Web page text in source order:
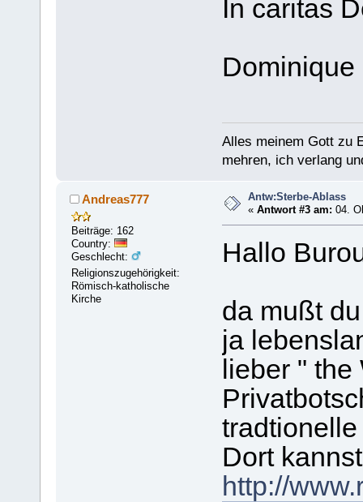
In caritas
Dominique
Alles meinem Gott zu
mehren, ich verlang
Andreas777
Beiträge: 162
Country:
Geschlecht:
Religionszugehörigkeit:
Römisch-katholische
Kirche
Antw:Sterbe-Ablass
«Antwort #3 am: 04.
Hallo
da mußt
ja
lieber "
Dort
http://